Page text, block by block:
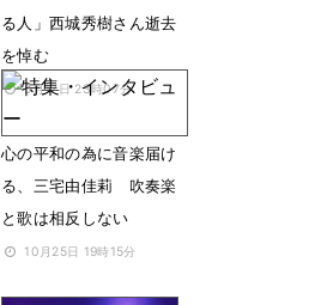
る人」西城秀樹さん逝去
を悼む
5月17日 23時07分
心の平和の為に音楽届け
る、三宅由佳莉 吹奏楽
と歌は相反しない
10月25日 19時15分